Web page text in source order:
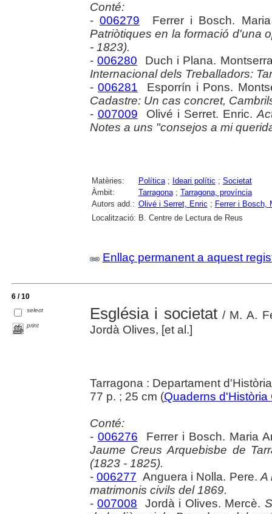
Conté:
- 006279 Ferrer i Bosch.
Patriòtiques en la formació d'una
- 1823).
- 006280 Duch i Plana.
Internacional dels Treballadors:
-006281 Esporrín i Pons.
Cadastre: Un cas concret,
- 007009 Olivé i Serret. Enric.
Notes a uns "consejos a mi
Matèries: Política; Ideari polític ; Societat
Àmbit:
Tarragona; Tarragona, província
Autors add.: Olivé i Serret, Enric ; Ferrer i Bosch,
Localització: B. Centre de Lectura de Reus
Enllaç permanent a aquest
6 / 10
select
print
Església i societat/ M. A.
Jordà Olives, [et al.]
Tarragona : Departament
77 p. ; 25 cm (Quaderns d'Història
Conté:
- 006276 Ferrer i Bosch. Maria
Jaume Creus Arquebisbe de
(1823 - 1825).
- 006277 Anguera i Nolla. Pere. A
matrimonis civils del 1869.
-007008 Jordà i Olives. Mercè.